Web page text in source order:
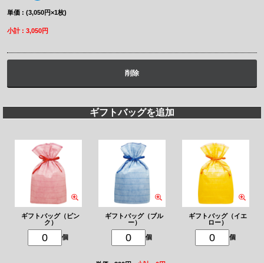
単価 : (3,050円×1枚)
小計 : 3,050円
削除
ギフトバッグを追加
ギフトバッグ（ピン
ク）
個
ギフトバッグ（ブル
ー）
個
ギフトバッグ（イエ
ロー）
個